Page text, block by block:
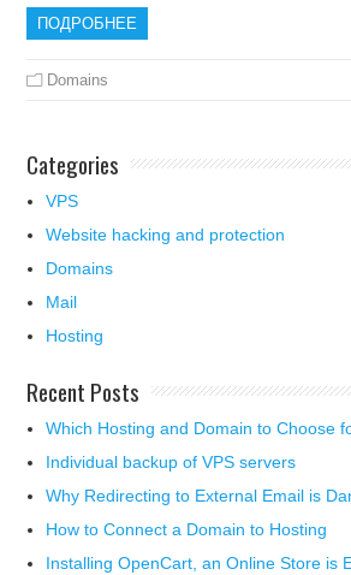
ПОДРОБНЕЕ
Domains
Categories
VPS
Website hacking and protection
Domains
Mail
Hosting
Recent Posts
Which Hosting and Domain to Choose
Individual backup of VPS servers
Why Redirecting to External Email is
How to Connect a Domain to Hosting
Installing OpenCart, an Online Store is